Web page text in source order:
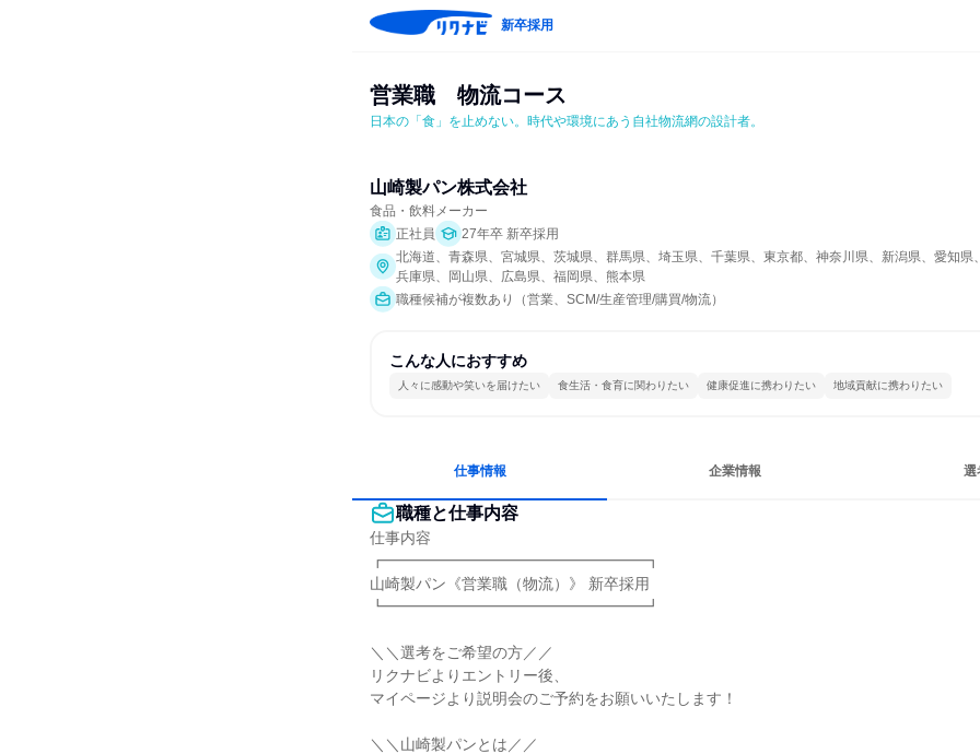
新卒採用
営業職　物流コース
日本の「食」を止めない。時代や環境にあう自社物流網の設計者。
山崎製パン株式会社
食品・飲料メーカー
正社員
27年卒 新卒採用
北海道、青森県、宮城県、茨城県、群馬県、埼玉県、千葉県、東京都、神奈川県、新潟県、愛知県
兵庫県、岡山県、広島県、福岡県、熊本県
職種候補が複数あり（営業、SCM/生産管理/購買/物流）
こんな人におすすめ
人々に感動や笑いを届けたい 食生活・食育に関わりたい 健康促進に携わりたい 地域貢献に携わりたい
仕事情報 企業情報 選
職種と仕事内容
仕事内容
┏━━━━━━━━━━━━━━━━━┓
山崎製パン《営業職（物流）》 新卒採用
┗━━━━━━━━━━━━━━━━━┛
＼＼選考をご希望の方／／
リクナビよりエントリー後、
マイページより説明会のご予約をお願いいたします！
＼＼山崎製パンとは／／